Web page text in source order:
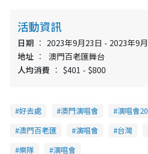
活動資訊
日期
2023年9月23日 - 2023年9
地址
澳門百老匯舞台
人均消費
$401 - $800
好去處 澳門演唱會 演唱會
澳門百老匯
演唱會 台灣
樂隊
演唱會